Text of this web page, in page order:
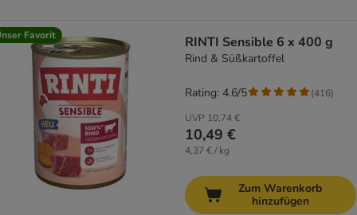
Favorit RINTI Sensible 6 x 400 g
Rind & Süßkartoffel
UVP 10,74 €
10,49 €
4,37 € / kg
Rating: 4.6/5 (416)
Zum Warenkorb
hinzufügen